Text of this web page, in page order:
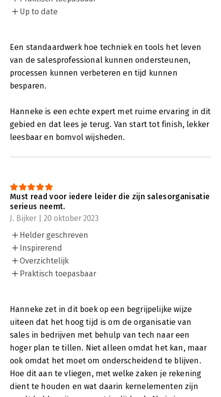
Up to date
Een standaardwerk hoe techniek en tools het leven
van de salesprofessional kunnen ondersteunen,
processen kunnen verbeteren en tijd kunnen
besparen.
Hanneke is een echte expert met ruime ervaring in dit
gebied en dat lees je terug. Van start tot finish, lekker
leesbaar en bomvol wijsheden.
Must read voor iedere leider die zijn salesorganisatie
serieus neemt.
J. Bijker | 20 oktober 2023
Helder geschreven
Inspirerend
Overzichtelijk
Praktisch toepasbaar
Hanneke zet in dit boek op een begrijpelijke wijze
uiteen dat het hoog tijd is om de organisatie van
sales in bedrijven met behulp van tech naar een
hoger plan te tillen. Niet alleen omdat het kan, maar
ook omdat het moet om onderscheidend te blijven.
Hoe dit aan te vliegen, met welke zaken je rekening
dient te houden en wat daarin kernelementen zijn